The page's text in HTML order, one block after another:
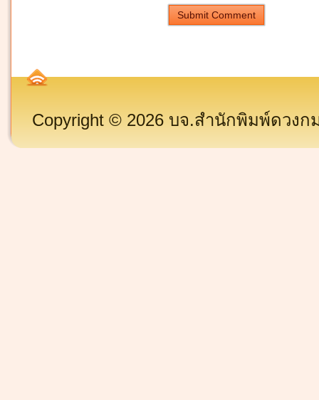
Submit Comment
Copyright © 2026 บจ.สำนักพิมพ์ดวงก